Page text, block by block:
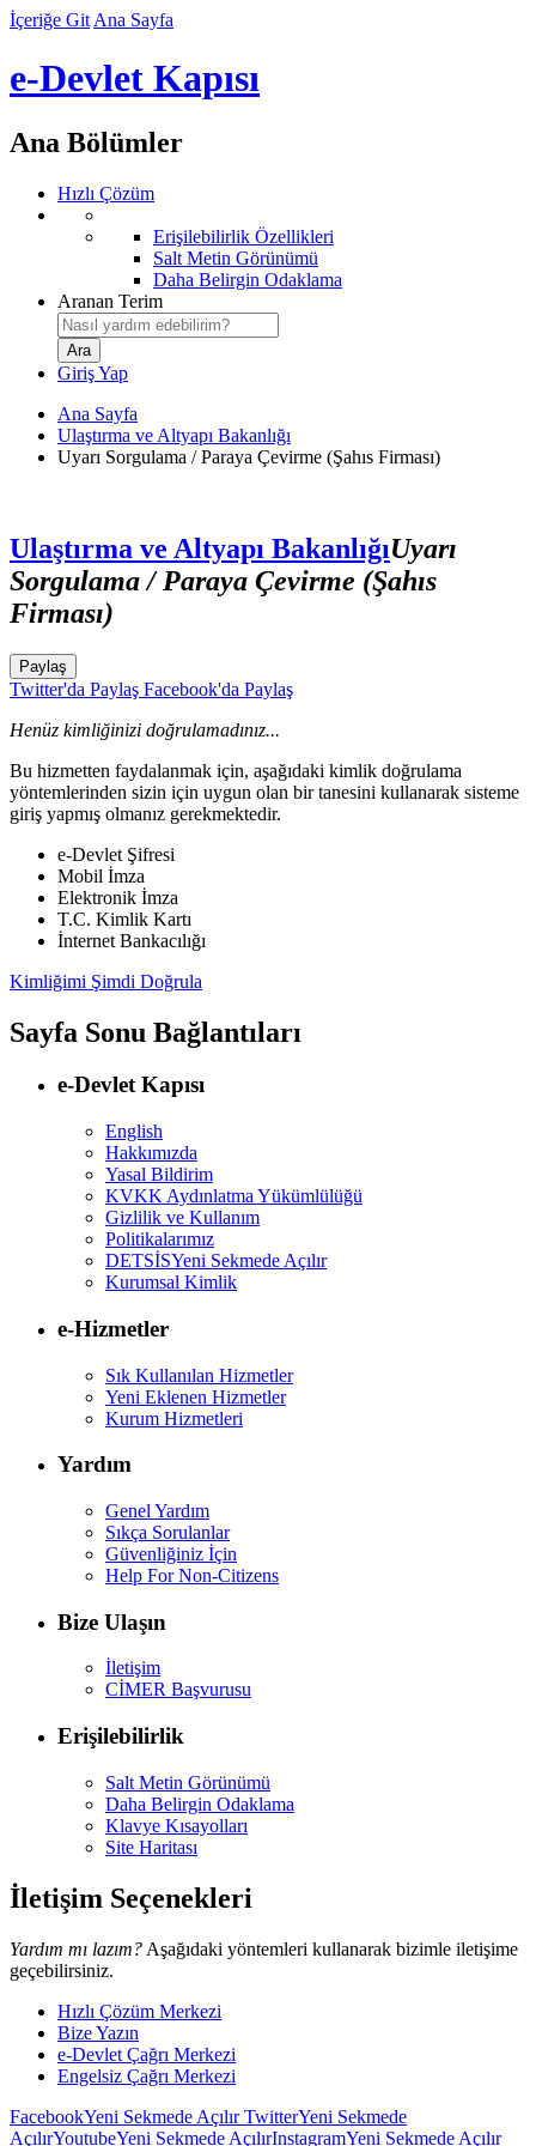
İçeriğe Git Ana Sayfa
e-Devlet Kapısı
Ana Bölümler
Hızlı Çözüm
Erişilebilirlik Özellikleri
Salt Metin Görünümü
Daha Belirgin Odaklama
Aranan Terim
Giriş Yap
Ana Sayfa
Ulaştırma ve Altyapı Bakanlığı
Uyarı Sorgulama / Paraya Çevirme (Şahıs Firması)
Ulaştırma ve Altyapı BakanlığıUyarı
Sorgulama / Paraya Çevirme (Şahıs
Firması)
Paylaş
Twitter'da Paylaş Facebook'da Paylaş
Henüz kimliğinizi doğrulamadınız...
Bu hizmetten faydalanmak için, aşağıdaki kimlik doğrulama
yöntemlerinden sizin için uygun olan bir tanesini kullanarak sisteme
giriş yapmış olmanız gerekmektedir.
e-Devlet Şifresi
Mobil İmza
Elektronik İmza
T.C. Kimlik Kartı
İnternet Bankacılığı
Kimliğimi Şimdi Doğrula
Sayfa Sonu Bağlantıları
e-Devlet Kapısı
English
Hakkımızda
Yasal Bildirim
KVKK Aydınlatma Yükümlülüğü
Gizlilik ve Kullanım
Politikalarımız
DETSİSYeni Sekmede Açılır
Kurumsal Kimlik
e-Hizmetler
Sık Kullanılan Hizmetler
Yeni Eklenen Hizmetler
Kurum Hizmetleri
Yardım
Genel Yardım
Sıkça Sorulanlar
Güvenliğiniz İçin
Help For Non-Citizens
Bize Ulaşın
İletişim
CİMER Başvurusu
Erişilebilirlik
Salt Metin Görünümü
Daha Belirgin Odaklama
Klavye Kısayolları
Site Haritası
İletişim Seçenekleri
Yardım mı lazım? Aşağıdaki yöntemleri kullanarak bizimle iletişime
geçebilirsiniz.
Hızlı Çözüm Merkezi
Bize Yazın
e-Devlet Çağrı Merkezi
Engelsiz Çağrı Merkezi
FacebookYeni Sekmede AçılırTwitterYeni Sekmede
AçılırYoutubeYeni Sekmede AçılırInstagramYeni Sekmede Açılır